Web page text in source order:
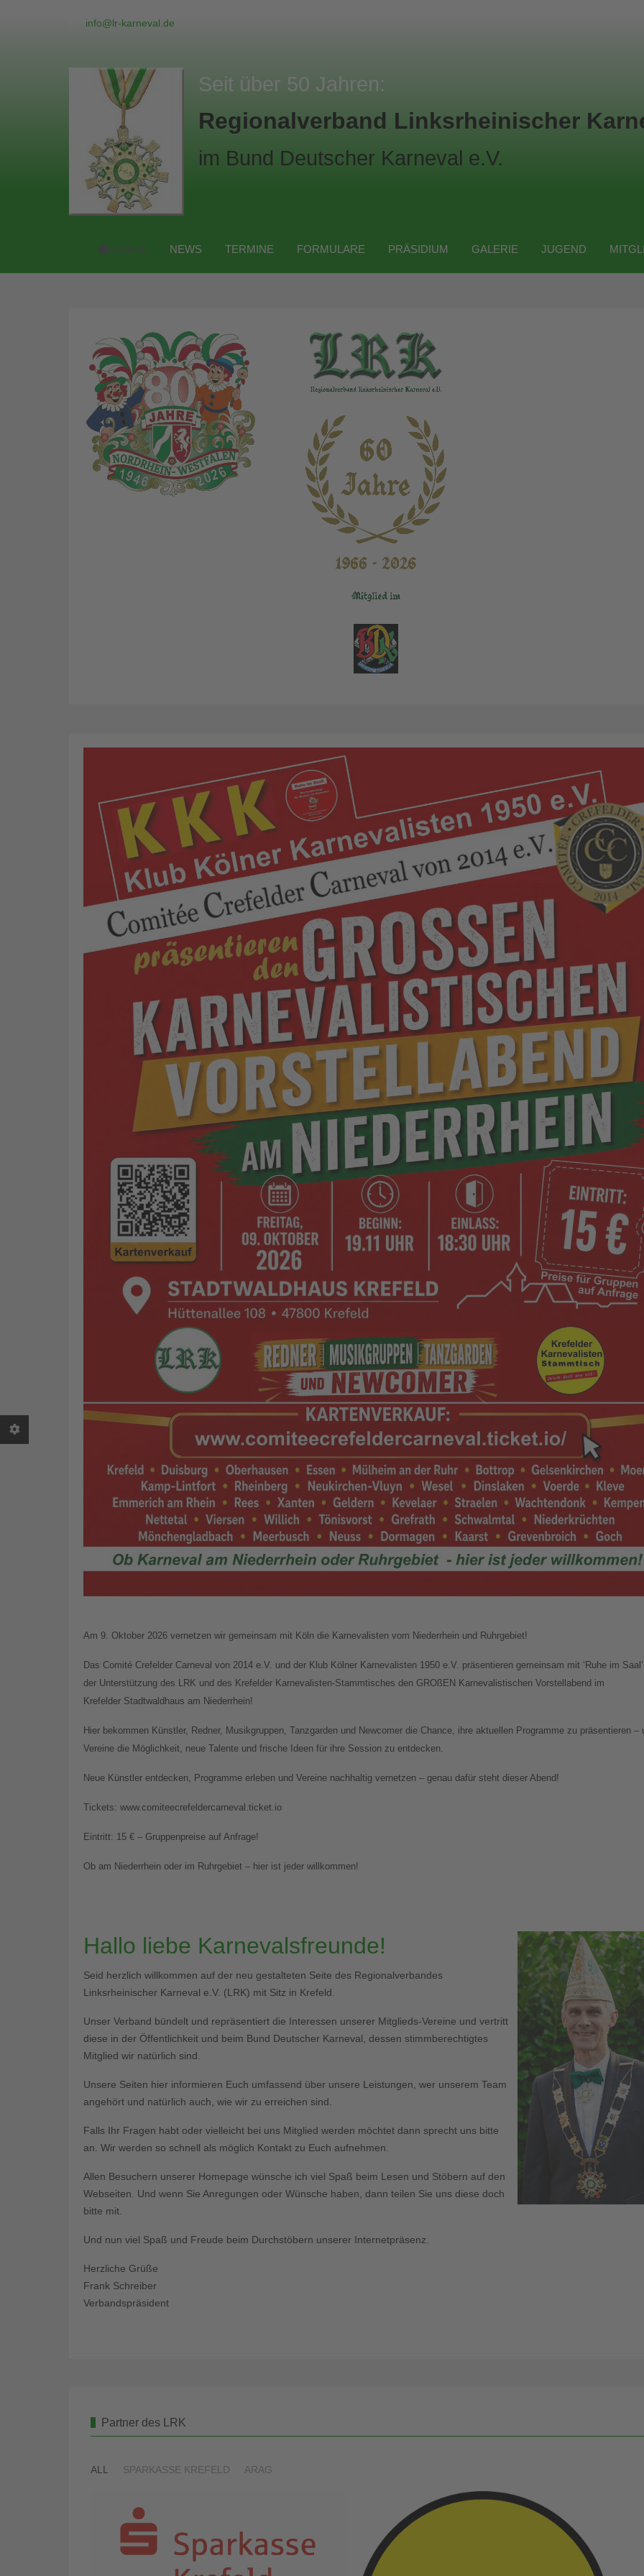
info@lr-karneval.de
Seit über 50 Jahren:
Regionalverband Linksrheinischer
im Bund Deutscher Karneval e.V.
HOME NEWS TERMINE FORMULARE PRÄSIDIUM GALERIE JUGEND
Am 9. Oktober 2026 vernetzen wir gemeinsam mit Köln die Karnevalisten vom Niederrhein und Ruhrgebiet!
Das Comité Crefelder Carneval von 2014 e.V. und der Klub Kölner Karnevalisten 1950 e.V. präsentieren gemeinsam mit ‘Ruhe im Saal’
der Unterstützung des LRK und des Krefelder Karnevalisten-Stammtisches den GROßEN Karnevalistischen Vorstellabend im
Krefelder Stadtwaldhaus am Niederrhein!
Hier bekommen Künstler, Redner, Musikgruppen, Tanzgarden und Newcomer die Chance, ihre aktuellen Programme zu präsentieren –
Vereine die Möglichkeit, neue Talente und frische Ideen für ihre Session zu entdecken.
Neue Künstler entdecken, Programme erleben und Vereine nachhaltig vernetzen – genau dafür steht dieser Abend!
Tickets: www.comiteecrefeldercarneval.ticket.io
Eintritt: 15 € – Gruppenpreise auf Anfrage!
Ob am Niederrhein oder im Ruhrgebiet – hier ist jeder willkommen!
Hallo liebe Karnevalsfreunde!
Seid herzlich willkommen auf der neu gestalteten Seite des Regionalverbandes
Linksrheinischer Karneval e.V. (LRK) mit Sitz in Krefeld.
Unser Verband bündelt und repräsentiert die Interessen unserer Mitglieds-Vereine und vertritt
diese in der Öffentlichkeit und beim Bund Deutscher Karneval, dessen stimmberechtigtes
Mitglied wir natürlich sind.
Unsere Seiten hier informieren Euch umfassend über unsere Leistungen, wer unserem Team
angehört und natürlich auch, wie wir zu erreichen sind.
Falls Ihr Fragen habt oder vielleicht bei uns Mitglied werden möchtet dann sprecht uns bitte
an. Wir werden so schnell als möglich Kontakt zu Euch aufnehmen.
Allen Besuchern unserer Homepage wünsche ich viel Spaß beim Lesen und Stöbern auf den
Webseiten. Und wenn Sie Anregungen oder Wünsche haben, dann teilen Sie uns diese doch
bitte mit.
Und nun viel Spaß und Freude beim Durchstöbern unserer Internetpräsenz.
Herzliche Grüße
Frank Schreiber
Verbandspräsident
Partner des LRK
ALL SPARKASSE KREFELD ARAG